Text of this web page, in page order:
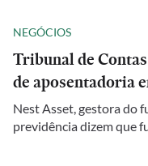
NEGÓCIOS
Tribunal de
de aposentadoria
Nest Asset, gestora do
previdência dizem que